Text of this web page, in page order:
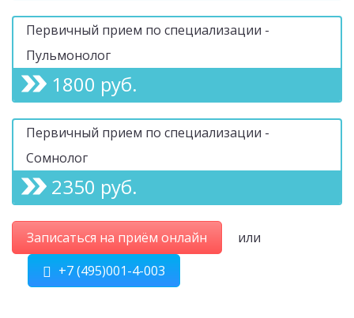
Первичный прием по специализации -
Пульмонолог
1800 руб.
Первичный прием по специализации -
Сомнолог
2350 руб.
Записаться на приём онлайн
или
+7 (495)001-4-003